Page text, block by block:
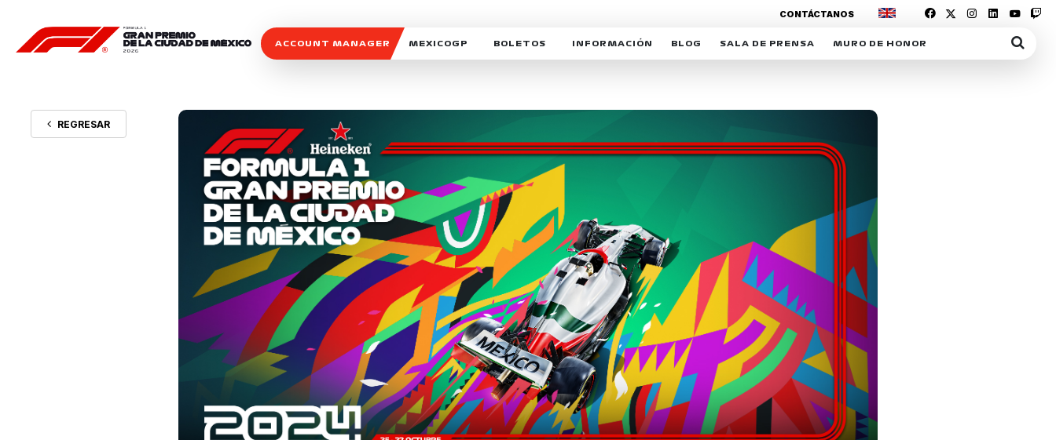
ACCOUNT MANAGER MEXICOGP
CELEBRA CON NOSOTROS
BOLETOS INFORMACIÓN
REFORESTEMOS JUNTOS
EXPOSICIÓN FOTOGRÁFICA
CAMPEONATO
PATROCINADORES
LEGALES TICKETMASTER
BLOG
INTERACTIVOS
SALA DE PRENSA MURO DE HONOR
CONTÁCTANOS
REGRESAR